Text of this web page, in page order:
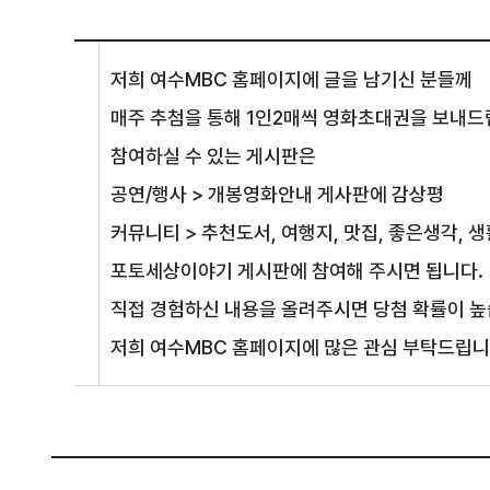
저희 여수MBC 홈페이지에 글을 남기신 분들께
매주 추첨을 통해 1인2매씩 영화초대권을 보내드
참여하실 수 있는 게시판은
공연/행사 > 개봉영화안내 게사판에 감상평
커뮤니티 > 추천도서, 여행지, 맛집, 좋은생각,
포토세상이야기 게시판에 참여해 주시면 됩니다.
직접 경험하신 내용을 올려주시면 당첨 확률이
저희 여수MBC 홈페이지에 많은 관심 부탁드립